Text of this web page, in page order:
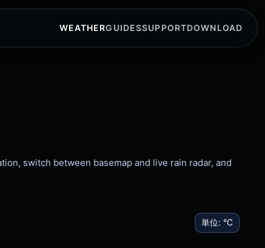
WEATHERGUIDESSUPPORTDOWNLOAD
switch between basemap and live rain radar, and
単位: °C